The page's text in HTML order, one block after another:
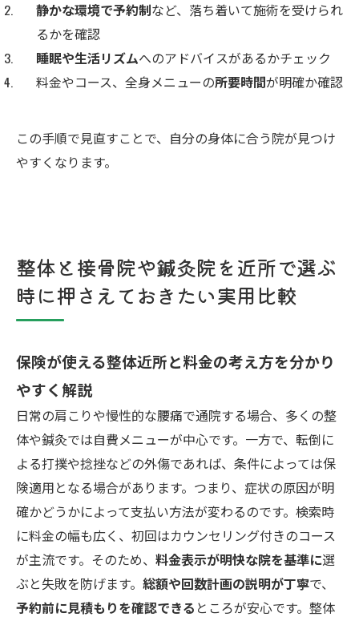
静かな環境で予約制など、落ち着いて施術を受けられ
るかを確認
睡眠や生活リズムへのアドバイスがあるかチェック
料金やコース、全身メニューの所要時間が明確か確認
この手順で見直すことで、自分の身体に合う院が見つけ
やすくなります。
整体と接骨院や鍼灸院を近所で選ぶ
時に押さえておきたい実用比較
保険が使える整体近所と料金の考え方を分かり
やすく解説
日常の肩こりや慢性的な腰痛で通院する場合、多くの整
体や鍼灸では自費メニューが中心です。一方で、転倒に
よる打撲や捻挫などの外傷であれば、条件によっては保
険適用となる場合があります。つまり、症状の原因が明
確かどうかによって支払い方法が変わるのです。検索時
に料金の幅も広く、初回はカウンセリング付きのコース
が主流です。そのため、 料金表示が明快な院を基準に選
ぶと失敗を防げます。 総額や回数計画の説明が丁寧で、
予約前に見積もりを確認できる ところが安心です。整体